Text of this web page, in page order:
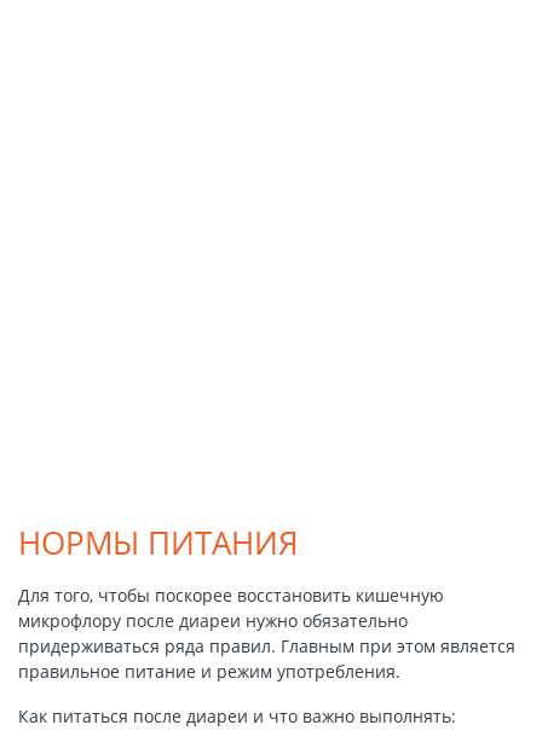
НОРМЫ ПИТАНИЯ
Для того, чтобы поскорее восстановить кишечную
микрофлору после диареи нужно обязательно
придерживаться ряда правил. Главным при этом является
правильное питание и режим употребления.
Как питаться после диареи и что важно выполнять: